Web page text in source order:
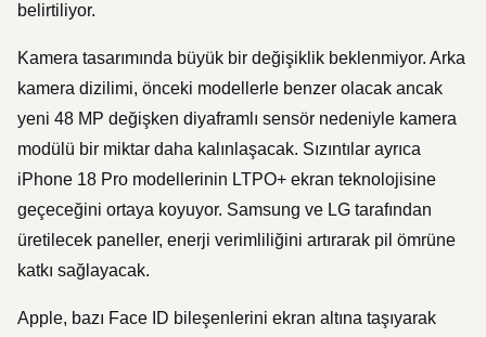
belirtiliyor.
Kamera tasarımında büyük bir değişiklik beklenmiyor. Arka
kamera dizilimi, önceki modellerle benzer olacak ancak
yeni 48 MP değişken diyaframlı sensör nedeniyle kamera
modülü bir miktar daha kalınlaşacak. Sızıntılar ayrıca
iPhone 18 Pro modellerinin LTPO+ ekran teknolojisine
geçeceğini ortaya koyuyor. Samsung ve LG tarafından
üretilecek paneller, enerji verimliliğini artırarak pil ömrüne
katkı sağlayacak.
Apple, bazı Face ID bileşenlerini ekran altına taşıyarak